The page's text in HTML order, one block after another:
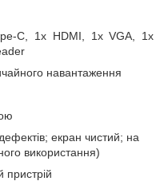
C, 1x HDMI, 1x VGA, 1x
навантаження
екран чистий; на
використання)
пристрій